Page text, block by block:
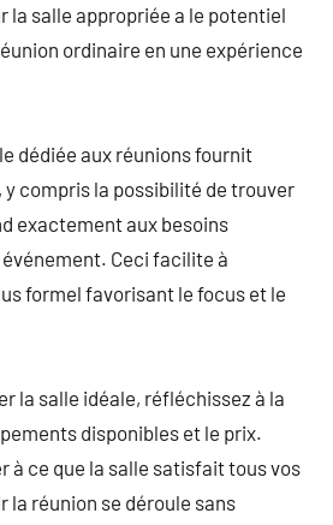
la salle appropriée a le potentiel
ordinaire en une expérience
dédiée aux réunions fournit
compris la possibilité de trouver
exactement aux besoins
Ceci facilite à
formel favorisant le focus et le
la salle idéale, réfléchissez à la
disponibles et le prix.
à ce que la salle satisfait tous vos
la réunion se déroule sans